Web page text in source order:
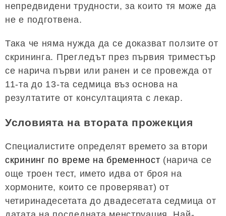
непредвидени трудности, за които тя може да
не е подготвена.
Така че няма нужда да се доказват ползите от
скрининга. Прегледът през първия триместър
се нарича първи или ранен и се провежда от
11-та до 13-та седмица въз основа на
резултатите от консултацията с лекар.
Условията на втората прожекция
Специалистите определят времето за втори
скрининг по време на бременност (нарича се
още троен тест, името идва от броя на
хормоните, които се проверяват) от
четиринадесетата до двадесетата седмица от